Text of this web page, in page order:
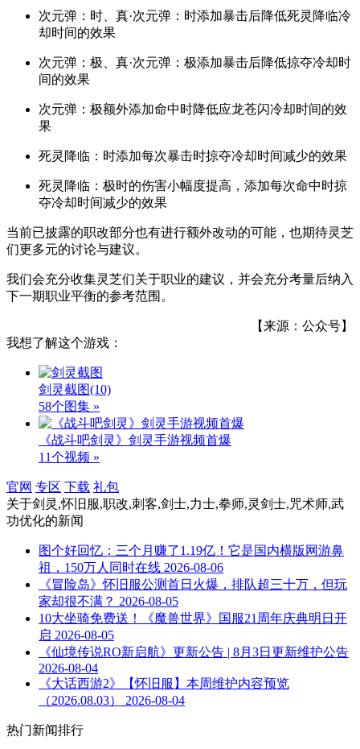
次元弹：时、真·次元弹：时添加暴击后降低死灵降临冷
却时间的效果
次元弹：极、真·次元弹：极添加暴击后降低掠夺冷却时
间的效果
次元弹：极额外添加命中时降低应龙苍闪冷却时间的效
果
死灵降临：时添加每次暴击时掠夺冷却时间减少的效果
死灵降临：极时的伤害小幅度提高，添加每次命中时掠
夺冷却时间减少的效果
当前已披露的职改部分也有进行额外改动的可能，也期待灵芝
们更多元的讨论与建议。
我们会充分收集灵芝们关于职业的建议，并会充分考量后纳入
下一期职业平衡的参考范围。
【来源：公众号】
我想了解这个游戏：
剑灵截图(10)
58个图集 »
《战斗吧剑灵》剑灵手游视频首爆
11个视频 »
官网 专区 下载 礼包
关于剑灵,怀旧服,职改,刺客,剑士,力士,拳师,灵剑士,咒术师,武
功优化的新闻
图个好回忆：三个月赚了1.19亿！它是国内横版网游鼻
祖，150万人同时在线 2026-08-06
《冒险岛》怀旧服公测首日火爆，排队超三十万，但玩
家却很不满？ 2026-08-05
10大坐骑免费送！《魔兽世界》国服21周年庆典明日开
启 2026-08-05
《仙境传说RO新启航》更新公告 | 8月3日更新维护公告
2026-08-04
《大话西游2》【怀旧服】本周维护内容预览
（2026.08.03）
2026-08-04
热门新闻排行